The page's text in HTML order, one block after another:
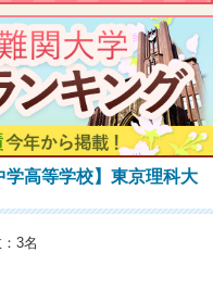
学高等学校】東京理科大
3名